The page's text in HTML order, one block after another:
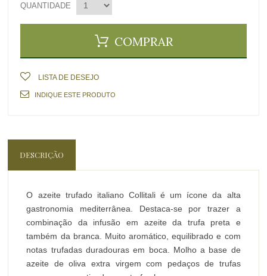
QUANTIDADE
COMPRAR
LISTA DE DESEJO
INDIQUE ESTE PRODUTO
DESCRIÇÃO
O azeite trufado italiano Collitali é um ícone da alta
gastronomia mediterrânea. Destaca-se por trazer a
combinação da infusão em azeite da trufa preta e
também da branca. Muito aromático, equilibrado e com
notas trufadas duradouras em boca. Molho a base de
azeite de oliva extra virgem com pedaços de trufas